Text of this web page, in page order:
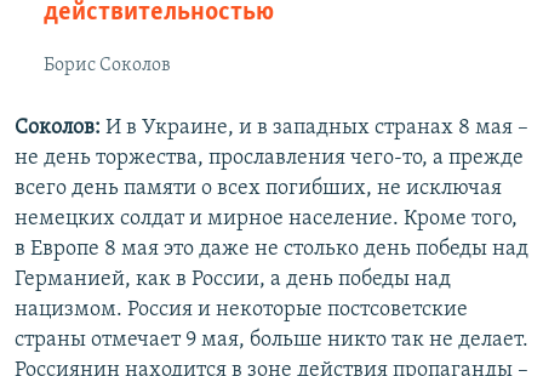
действительностью
Борис Соколов
Соколов: И в Украине, и в западных странах 8 мая –
не день торжества, прославления чего-то, а прежде
всего день памяти о всех погибших, не исключая
немецких солдат и мирное население. Кроме того,
в Европе 8 мая это даже не столько день победы над
Германией, как в России, а день победы над
нацизмом. Россия и некоторые постсоветские
страны отмечает 9 мая, больше никто так не делает.
Россиянин находится в зоне действия пропаганды –